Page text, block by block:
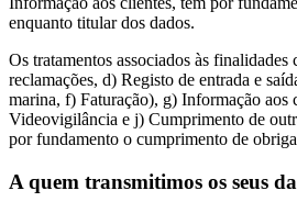
enquanto titular dos dados.
Os tratamentos associados às finalidades
reclamações, d) Registo de entrada e
marina, f) Faturação), g) Informação aos
Videovigilância e j) Cumprimento de
por fundamento o cumprimento de
A quem transmitimos os seus